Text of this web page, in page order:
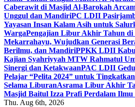
Caberawit di Masjid Al-Barokah
Unggul dan MandiriPC LDII
Yayasan Insan Kalam Asih untuk
WargaPengajian Libur Akhir Tahun
Mekarrahayu, Wujudkan Generasi
Berilmu, dan MandiriPPKK LDII
Kajian Syahriyyah MTW Rahmatul
Sinergi dan KetakwaanPAC LDII
Pelajar “Pelita 2024” untuk
Selama LiburanAsrama Libur Akhir
Masjid Baitul Izza Prafi Perdalam Ilmu
Thu. Aug 6th, 2026